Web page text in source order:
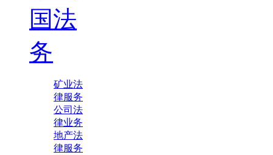
国法
务
矿业法
律服务
公司法
律业务
地产法
律服务